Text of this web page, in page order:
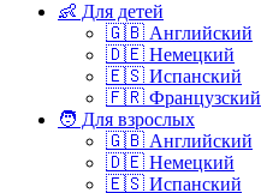
👶 Для детей
🇬🇧 Английский
🇩🇪 Немецкий
🇪🇸 Испанский
🇫🇷 Французский
🧑 Для взрослых
🇬🇧 Английский
🇩🇪 Немецкий
🇪🇸 Испанский